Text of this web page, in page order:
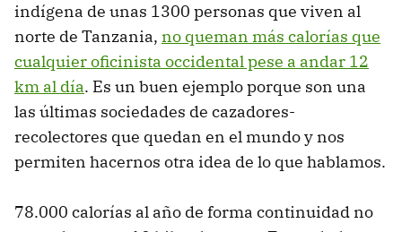
indígena de unas 1300 personas que viven al
norte de Tanzania, no queman más calorías que
cualquier oficinista occidental pese a andar 12
km al día. Es un buen ejemplo porque son una
las últimas sociedades de cazadores-
recolectores que quedan en el mundo y nos
permiten hacernos otra idea de lo que hablamos.
78.000 calorías al año de forma continuidad no